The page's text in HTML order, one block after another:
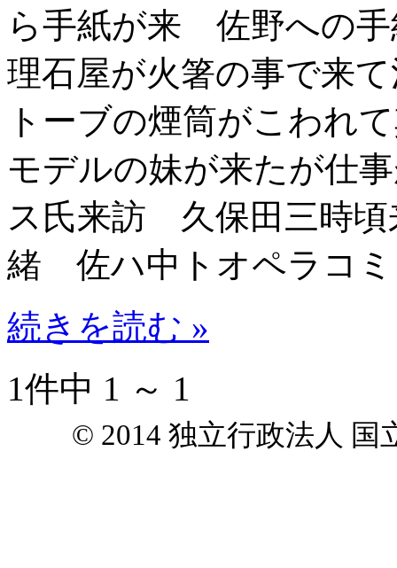
ら手紙が来 佐野への
理石屋が火箸の事で来
トーブの煙筒がこわれ
モデルの妹が来たが仕
ス氏来訪 久保田三時
緒 佐ハ中トオペラコ
続きを読む »
1件中 1 ～ 1
© 2014 独立行政法人 国